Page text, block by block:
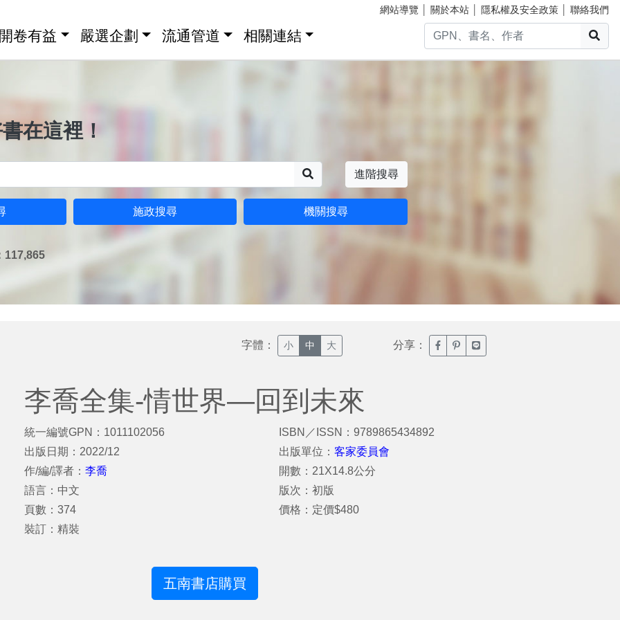
網站導覽 關於本站 隱私權及安全政策 聯絡我們
卷有益 嚴選企劃 流通管道 相關連結
在這裡！
進階搜尋
施政搜尋 機關搜尋
117,865
字體： 小 中 大 分享： 臉書分享(另開新視窗)
噗浪分享(另開新視窗)
Line分享(另開新視窗)
李喬全集-情世界—回到未來
統一編號GPN：1011102056
出版日期：2022/12
作/編/譯者： 李喬
語言：中文
頁數：374
裝訂：精裝
ISBN／ISSN：9789865434892
出版單位：客家委員會
開數：21X14.8公分
版次：初版
價格：定價$480
五南書店購買